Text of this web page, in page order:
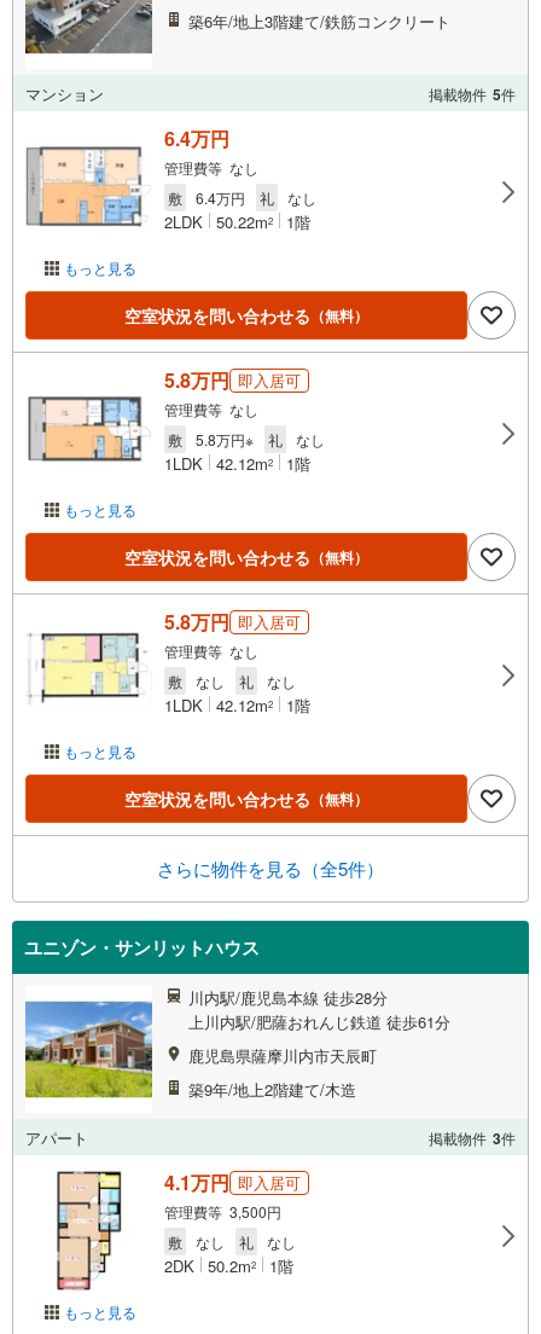
築6年/地上3階建て/鉄筋コンクリート
マンション 掲載物件 5件
もっと見る
6.4万円
管理費等 なし
敷
6.4万円 礼 なし
2LDK 50.22m2 1階
空室状況を問い合わせる （無料）
もっと見る
5.8万円 即入居可
管理費等 なし
敷
5.8万円※ 礼 なし
1LDK 42.12m2 1階
空室状況を問い合わせる （無料）
もっと見る
5.8万円 即入居可
管理費等 なし
敷
なし 礼 なし
1LDK 42.12m2 1階
空室状況を問い合わせる （無料）
さらに物件を見る（全5件）
ユニゾン・サンリットハウス
川内駅/鹿児島本線 徒歩28分
上川内駅/肥薩おれんじ鉄道 徒歩61分
鹿児島県薩摩川内市天辰町
築9年/地上2階建て/木造
アパート 掲載物件 3件
もっと見る
4.1万円 即入居可
管理費等 3,500円
敷
なし 礼 なし
2DK 50.2m2 1階